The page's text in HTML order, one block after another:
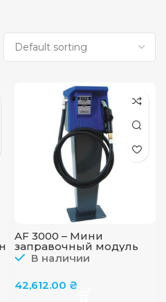
AF 3000 – Мини
заправочный модуль
для дт на пьедестале, 80
В наличии
42,612.00 ₴